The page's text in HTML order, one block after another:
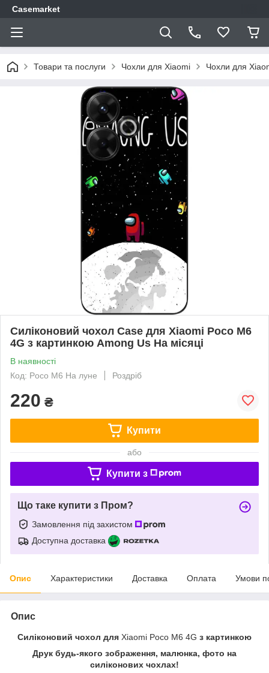
Casemarket
Товари та послуги Чохли для Xiaomi Чохли для
Силіконовий чохол Case для Xiaomi Poco M6
4G з картинкою Among Us На місяці
В наявності
Код: Poco M6 На луне
Роздріб
220 ₴
Купити
або
Купити з
Що таке купити з Пром?
Замовлення під захистом
Доступна доставка
Опис Характеристики Доставка Оплата Умови
Опис
Силіконовий чохол для Xiaomi Poco M6 4G з картинкою
Друк будь-якого зображення, малюнка, фото на
силіконових чохлах!